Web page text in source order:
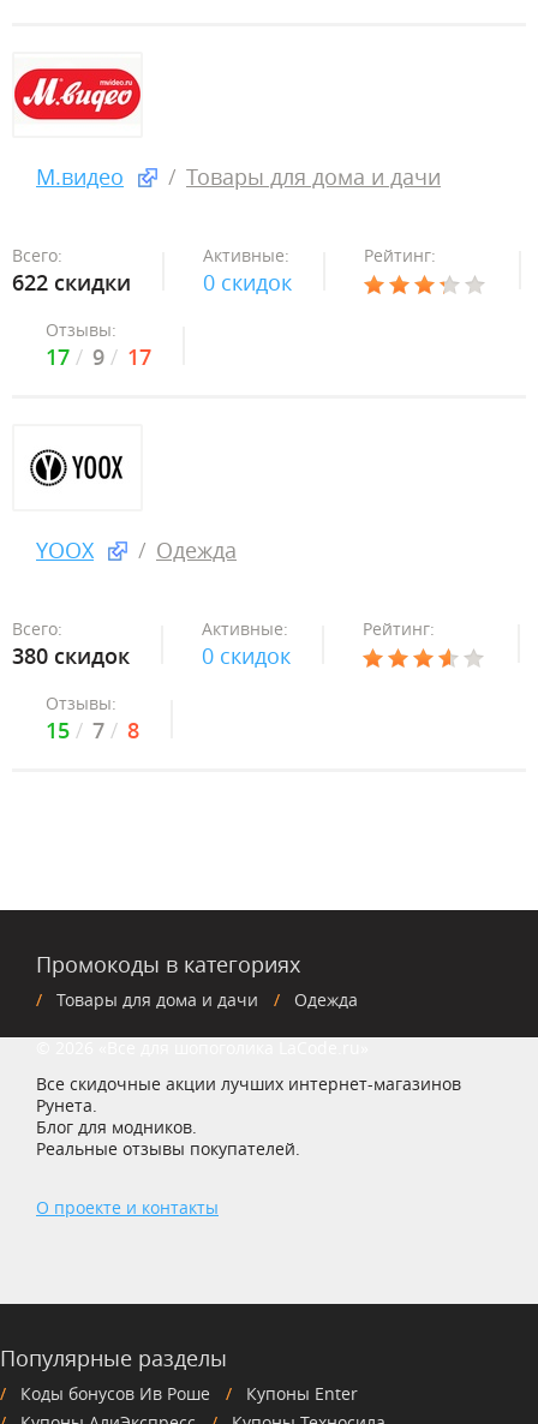
М.видео Товары для дома и дачи
Всего:
622 скидки
Активные:
0 скидок
Рейтинг:
Отзывы:
17 9 17
YOOX Одежда
Всего:
380 скидок
Активные:
0 скидок
Рейтинг:
Отзывы:
15 7 8
Промокоды в категориях
Товары для дома и дачи Одежда
Все скидочные акции лучших интернет-магазинов
Рунета.
Блог для модников.
Реальные отзывы покупателей.
О проекте и контакты
Популярные разделы
Коды бонусов Ив Роше
Купоны Enter